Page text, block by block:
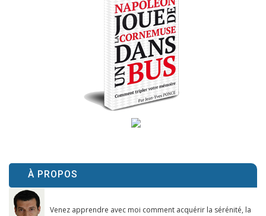
À PROPOS
Venez apprendre avec moi comment acquérir la sérénité, la